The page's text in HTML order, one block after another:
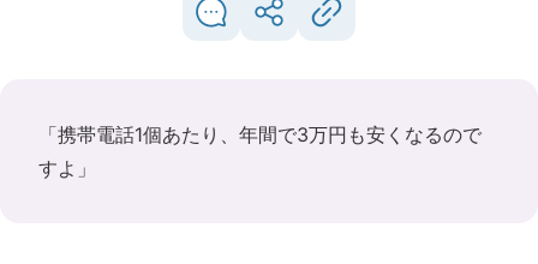
「携帯電話1個あたり、年間で3万円も安くなるので
すよ」